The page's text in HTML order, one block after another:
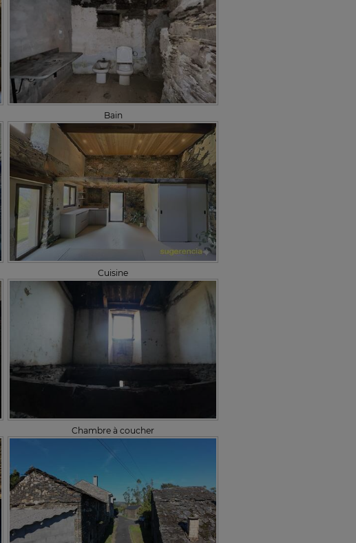
Bain
Cuisine
Chambre à coucher